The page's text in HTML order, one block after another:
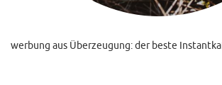
werbung aus Überzeugung: der beste